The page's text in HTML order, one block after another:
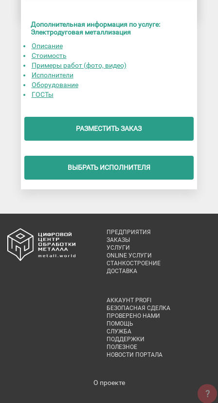
Дополнительная информация по услуге:
Электродуговая металлизация
Описание
Стоимость
Примеры работ (фото, видео)
Исполнители
Оборудование
ГОСТы
РАЗМЕСТИТЬ ЗАКАЗ
ВЫБРАТЬ ИСПОЛНИТЕЛЯ
ПРЕДПРИЯТИЯ
ЗАКАЗЫ
УСЛУГИ
ONLINE УСЛУГИ
СТАНКОСТРОЕНИЕ
ДОСТАВКА
АККАУНТ PROFI
БЕЗОПАСНАЯ СДЕЛКА
ПРОВЕРЕНО НАМИ
ПОМОЩЬ
СЛУЖБА
ПОДДЕРЖКИ
ПОЛЕЗНОЕ
НОВОСТИ ПОРТАЛА
О проекте
?